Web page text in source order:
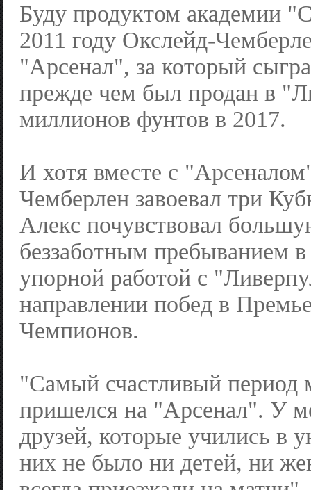
Буду продуктом академии
2011 году Окслейд-
"Арсенал", за который
прежде чем был продан в
миллионов фунтов в 2017.
И хотя вместе с
Чемберлен завоевал три
Алекс почувствовал
беззаботным пребыванием
упорной работой с
направлении побед в
Чемпионов.
"Самый счастливый период
пришелся на "Арсенал". У
друзей, которые учились в
них не было ни детей, ни